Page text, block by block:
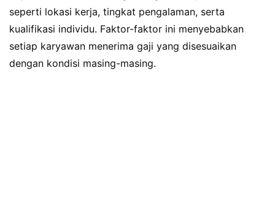
seperti lokasi kerja, tingkat pengalaman, serta
kualifikasi individu. Faktor-faktor ini menyebabkan
setiap karyawan menerima gaji yang disesuaikan
dengan kondisi masing-masing.